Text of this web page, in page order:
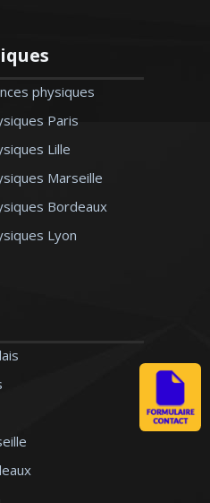
V. Anne-Marie –
de français – Nice
physiques
Paris
Lille
Marseille
Bordeaux
Lyon